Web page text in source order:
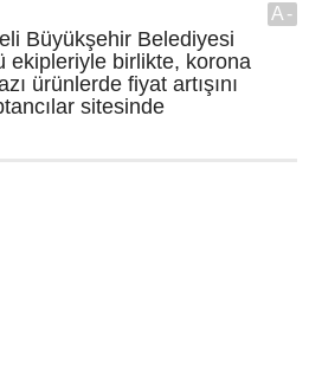
Büyükşehir Belediyesi
ekipleriyle birlikte, korona
ürünlerde fiyat artışını
sitesinde
A-